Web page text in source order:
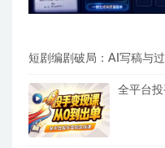
短剧编剧破局：AI写稿与
全平台